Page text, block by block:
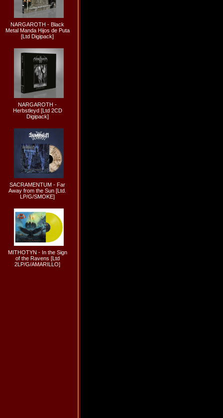
NARGAROTH - Black
Metal Manda Hijos de Puta
[Ltd Digipack]
NARGAROTH -
Herbstleyd [Ltd 2CD
Digipack]
SACRAMENTUM - Far
Away from the Sun [Ltd.
LP/G/SMOKE]
MITHOTYN - In the Sign
of the Ravens [Ltd
2LP/G/AMARILLO]